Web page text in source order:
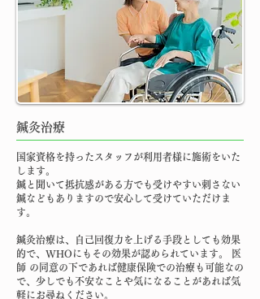
鍼灸治療
国家資格を持ったスタッフが利用者様に施術をいた
します。
鍼と聞いて抵抗感がある方でも受けやすい刺さない
鍼などもありますので安心して受けていただけま
す。
鍼灸治療は、自己回復力を上げる手段としても効果
的で、WHOにもその効果が認められています。 医
師 の同意の下であれば健康保険での治療も可能なの
で、少しでも不安なことや気になることがあれば気
軽にお尋ねください。